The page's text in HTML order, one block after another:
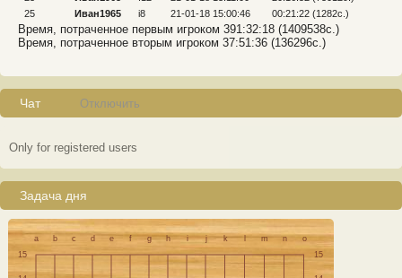
25
Иван1965 i8 21-01-18 15:00:46 00:21:22 (1282c.)
Время, потраченное первым игроком 391:32:18 (1409538c.)
Время, потраченное вторым игроком 37:51:36 (136296c.)
Чат Отключить
Only for registered users
Задача дня
a b c d e f g h i j k m n
o
15
15